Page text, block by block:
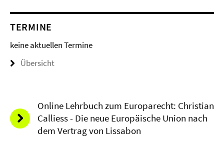
TERMINE
keine aktuellen Termine
Übersicht
Online Lehrbuch zum Europarecht: Christian
Calliess - Die neue Europäische Union nach
dem Vertrag von Lissabon